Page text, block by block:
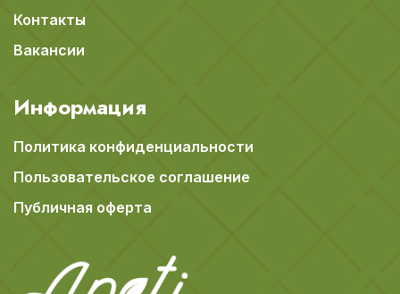
Контакты
Вакансии
Информация
Политика конфиденциальности
Пользовательское соглашение
Публичная оферта